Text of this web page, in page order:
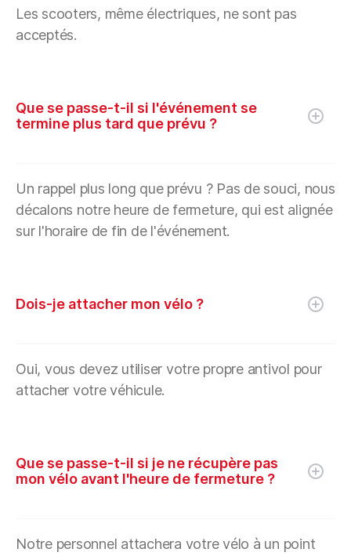
Les scooters, même électriques, ne sont pas
acceptés.
Que se passe-t-il si l'événement se
termine plus tard que prévu ?
Un rappel plus long que prévu ? Pas de souci, nous
décalons notre heure de fermeture, qui est alignée
sur l'horaire de fin de l'événement.
Dois-je attacher mon vélo ?
Oui, vous devez utiliser votre propre antivol pour
attacher votre véhicule.
Que se passe-t-il si je ne récupère pas
mon vélo avant l'heure de fermeture ?
Notre personnel attachera votre vélo à un point